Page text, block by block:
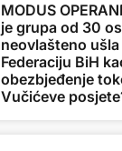
MODUS
je grupa od 30
neovlašteno ušla
Federaciju BiH
obezbjeđenje
Vučićeve